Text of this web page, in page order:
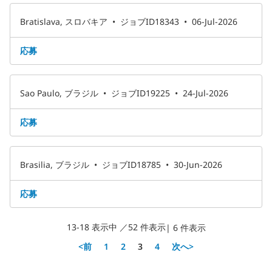
Bratislava, スロバキア • ジョブID18343 • 06-Jul-2026
応募
Sao Paulo, ブラジル • ジョブID19225 • 24-Jul-2026
応募
Brasilia, ブラジル • ジョブID18785 • 30-Jun-2026
応募
13-18 表示中 ／52 件表示| 6 件表示
<前
1 2 ページ
3 4 次へ>